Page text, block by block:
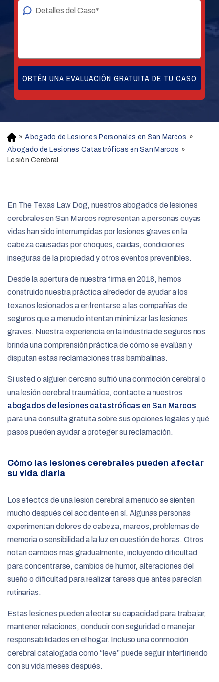
H
o
m
e
» Abogado de Lesiones Personales en San Marcos »
Abogado de Lesiones Catastróficas en San Marcos »
Lesión Cerebral
En The Texas Law Dog, nuestros abogados de lesiones
cerebrales en San Marcos representan a personas cuyas
vidas han sido interrumpidas por lesiones graves en la
cabeza causadas por choques, caídas, condiciones
inseguras de la propiedad y otros eventos prevenibles.
Desde la apertura de nuestra firma en 2018, hemos
construido nuestra práctica alrededor de ayudar a los
texanos lesionados a enfrentarse a las compañías de
seguros que a menudo intentan minimizar las lesiones
graves. Nuestra experiencia en la industria de seguros nos
brinda una comprensión práctica de cómo se evalúan y
disputan estas reclamaciones tras bambalinas.
Si usted o alguien cercano sufrió una conmoción cerebral o
una lesión cerebral traumática, contacte a nuestros
abogados de lesiones catastróficas en San Marcos
para una consulta gratuita sobre sus opciones legales y qué
pasos pueden ayudar a proteger su reclamación.
Cómo las lesiones cerebrales pueden afectar
su vida diaria
Los efectos de una lesión cerebral a menudo se sienten
mucho después del accidente en sí. Algunas personas
experimentan dolores de cabeza, mareos, problemas de
memoria o sensibilidad a la luz en cuestión de horas. Otros
notan cambios más gradualmente, incluyendo dificultad
para concentrarse, cambios de humor, alteraciones del
sueño o dificultad para realizar tareas que antes parecían
rutinarias.
Estas lesiones pueden afectar su capacidad para trabajar,
mantener relaciones, conducir con seguridad o manejar
responsabilidades en el hogar. Incluso una conmoción
cerebral catalogada como “leve” puede seguir interfiriendo
con su vida meses después.